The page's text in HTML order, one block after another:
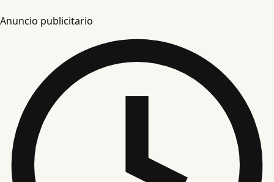
Anuncio publicitario